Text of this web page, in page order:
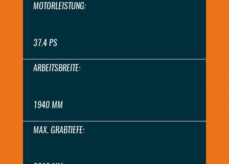
MOTORLEISTUNG:
37.4 PS
ARBEITSBREITE:
1940 MM
MAX. GRABTIEFE: